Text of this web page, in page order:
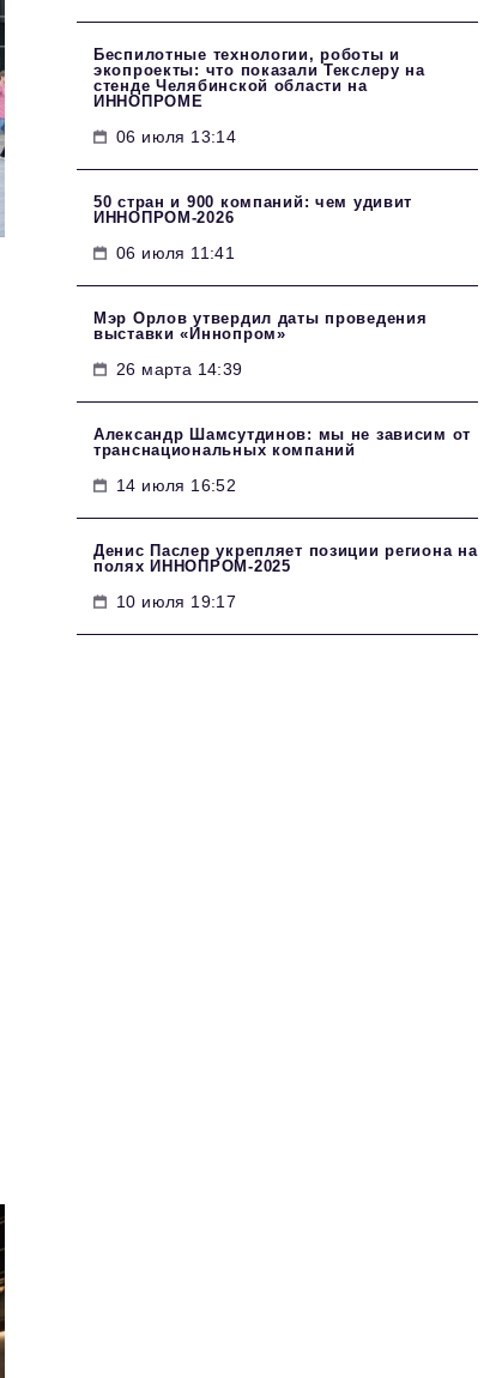
Беспилотные технологии, роботы и
экопроекты: что показали Текслеру на
стенде Челябинской области на
ИННОПРОМЕ
06 июля 13:14
50 стран и 900 компаний: чем удивит
ИННОПРОМ‑2026
06 июля 11:41
Мэр Орлов утвердил даты проведения
выставки «Иннопром»
26 марта 14:39
Александр Шамсутдинов: мы не зависим от
транснациональных компаний
14 июля 16:52
Денис Паслер укрепляет позиции региона на
полях ИННОПРОМ-2025
10 июля 19:17